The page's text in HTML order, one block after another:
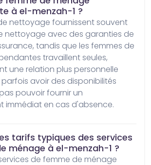
à el-menzah-1 ?
nettoyage avec des garanties de
tandis que les femmes de
travaillent seules,
une relation plus personnelle
avoir des disponibilités
pouvoir fournir un
immédiat en cas d'absence.
tarifs typiques des services
ménage à el-menzah-1 ?